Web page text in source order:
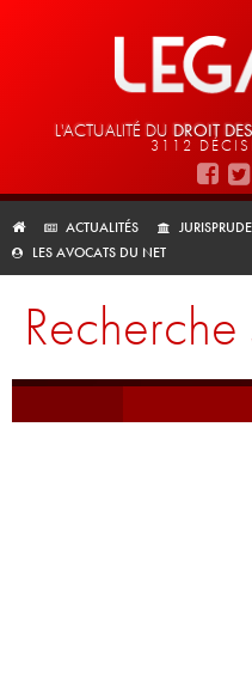
L'ACTUALITÉ DU DROIT DES
3112
ACTUALITÉS
LES AVOCATS DU NET
Recherche